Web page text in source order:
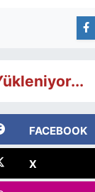
FACEBOOK
X